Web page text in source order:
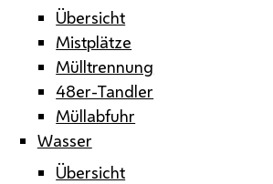
Übersicht
Mistplätze
Mülltrennung
48er-Tandler
Müllabfuhr
Wasser
Übersicht